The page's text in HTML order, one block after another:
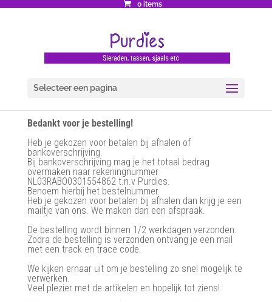
0 items
Selecteer een pagina
Bedankt voor je bestelling!
Heb je gekozen voor betalen bij afhalen of
bankoverschrijving.
Bij bankoverschrijving mag je het totaal bedrag
overmaken naar rekeningnummer
NL03RABO0301554862 t.n.v Purdies.
Benoem hierbij het bestelnummer.
Heb je gekozen voor betalen bij afhalen dan krijg je een
mailtje van ons. We maken dan een afspraak.
De bestelling wordt binnen 1/2 werkdagen verzonden.
Zodra de bestelling is verzonden ontvang je een mail
met een track en trace code.
We kijken ernaar uit om je bestelling zo snel mogelijk te
verwerken.
Veel plezier met de artikelen en hopelijk tot ziens!